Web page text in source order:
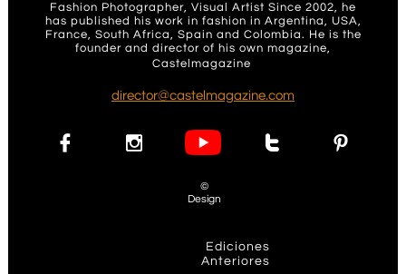
Fashion Photographer, Visual Artist Since 2002, he
has published his work in fashion in Argentina, USA,
France, South Africa, Spain and Colombia. He is the
founder and director of his own magazine,
Castelmagazine
d irector@castelmagazine.com
   
©
Design
Ediciones
Anteriores